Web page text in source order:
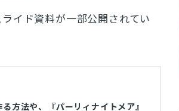
イド資料が一部公開されてい
方法や、『パーリィナイトメア』